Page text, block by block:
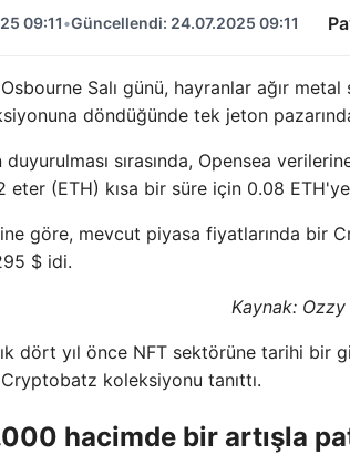
09:11•Güncellendi: 24.07.2025 09:11
Salı günü, hayranlar ağır
döndüğünde tek jeton
sırasında, Opensea
eter (ETH) kısa bir süre için 0.08
göre, mevcut piyasa fiyatlarında bir
$ idi.
Kaynak: Ozzy
dört yıl önce NFT sektörüne tarihi bir
koleksiyonu tanıttı.
hacimde bir artışla